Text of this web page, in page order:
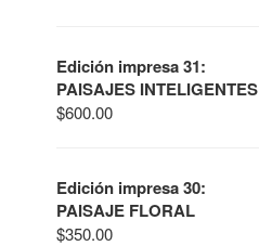
Edición impresa 31:
PAISAJES INTELIGENTES
$600.00
Edición impresa 30:
PAISAJE FLORAL
$350.00